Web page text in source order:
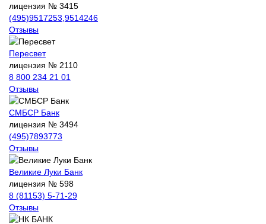
лицензия № 3415
(495)9517253,9514246
Отзывы
Пересвет
лицензия № 2110
8 800 234 21 01
Отзывы
СМБСР Банк
лицензия № 3494
(495)7893773
Отзывы
Великие Луки Банк
лицензия № 598
8 (81153) 5-71-29
Отзывы